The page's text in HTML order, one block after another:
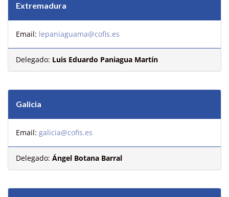
Extremadura
Email: lepaniaguama@cofis.es
Delegado: Luis Eduardo Paniagua Martín
Galicia
Email: galicia@cofis.es
Delegado: Ángel Botana Barral